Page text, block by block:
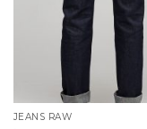
JEANS RAW